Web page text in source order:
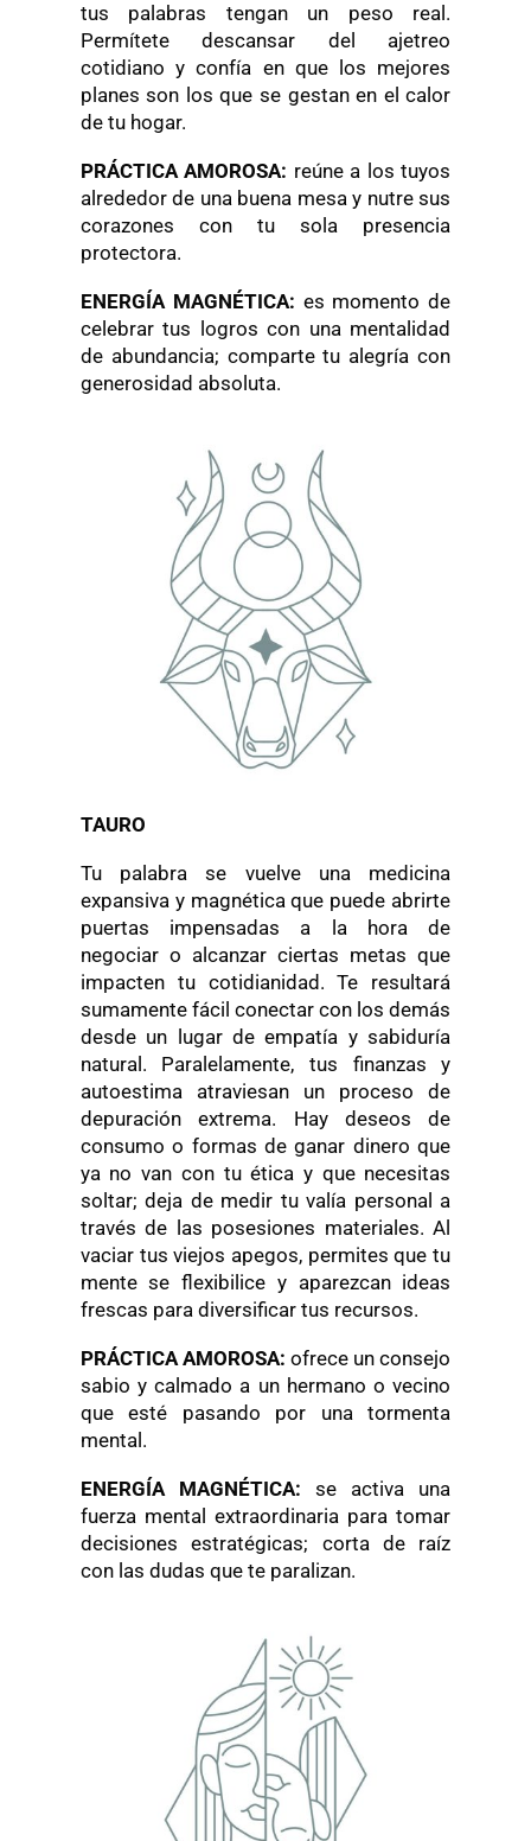
tus palabras tengan un peso real.
Permítete descansar del ajetreo
cotidiano y confía en que los mejores
planes son los que se gestan en el calor
de tu hogar.
PRÁCTICA AMOROSA: reúne a los tuyos
alrededor de una buena mesa y nutre sus
corazones con tu sola presencia
protectora.
ENERGÍA MAGNÉTICA: es momento de
celebrar tus logros con una mentalidad
de abundancia; comparte tu alegría con
generosidad absoluta.
TAURO
Tu palabra se vuelve una medicina
expansiva y magnética que puede abrirte
puertas impensadas a la hora de
negociar o alcanzar ciertas metas que
impacten tu cotidianidad. Te resultará
sumamente fácil conectar con los demás
desde un lugar de empatía y sabiduría
natural. Paralelamente, tus finanzas y
autoestima atraviesan un proceso de
depuración extrema. Hay deseos de
consumo o formas de ganar dinero que
ya no van con tu ética y que necesitas
soltar; deja de medir tu valía personal a
través de las posesiones materiales. Al
vaciar tus viejos apegos, permites que tu
mente se flexibilice y aparezcan ideas
frescas para diversificar tus recursos.
PRÁCTICA AMOROSA: ofrece un consejo
sabio y calmado a un hermano o vecino
que esté pasando por una tormenta
mental.
ENERGÍA MAGNÉTICA: se activa una
fuerza mental extraordinaria para tomar
decisiones estratégicas; corta de raíz
con las dudas que te paralizan.